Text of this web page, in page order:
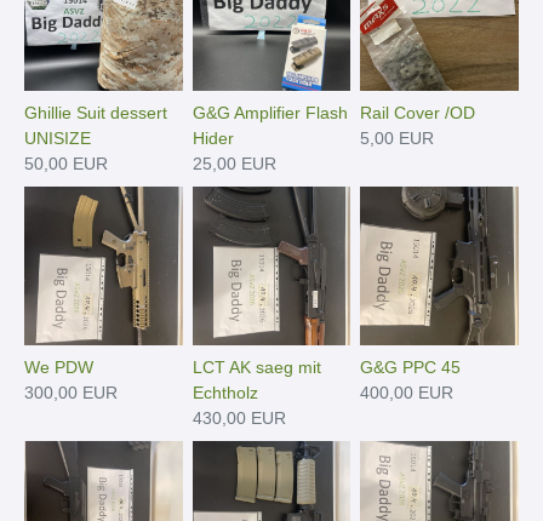
Ghillie Suit dessert
UNISIZE
50,00 EUR
G&G Amplifier Flash
Hider
25,00 EUR
Rail Cover /OD
5,00 EUR
We PDW
300,00 EUR
LCT AK saeg mit
Echtholz
430,00 EUR
G&G PPC 45
400,00 EUR